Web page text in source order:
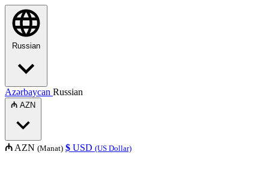
Russian
Azərbaycan Russian
₼ AZN
₼ AZN (Manat) $ USD (US Dollar)